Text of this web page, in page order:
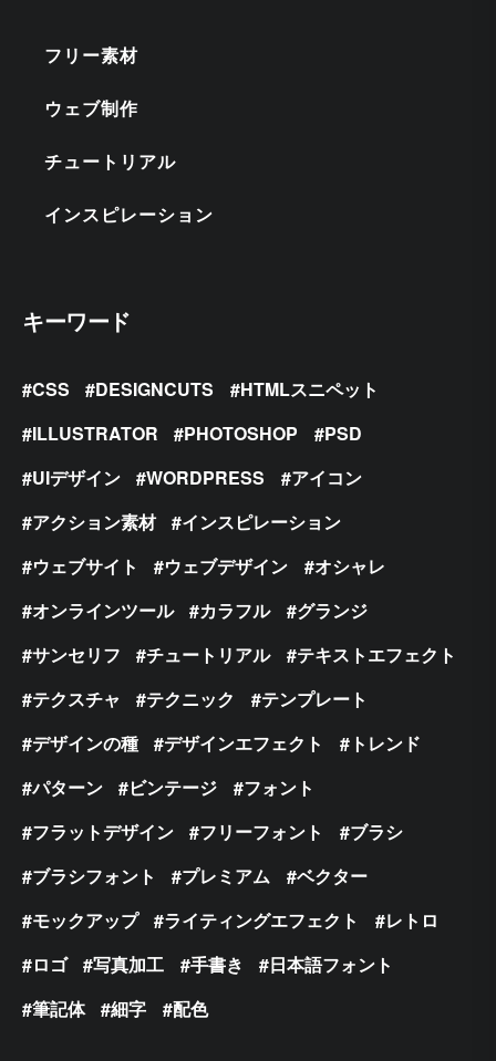
フリー素材
ウェブ制作
チュートリアル
インスピレーション
キーワード
CSS DESIGNCUTS
HTMLスニペット
ILLUSTRATOR
PHOTOSHOP
PSD
UIデザイン
WORDPRESS
アイコン
アクション素材
インスピレーション
ウェブサイト
ウェブデザイン
オシャレ
オンラインツール
カラフル
グランジ
サンセリフ
チュートリアル
テキストエフェクト
テクスチャ
テクニック
テンプレート
デザインの種
デザインエフェクト
トレンド
パターン
ビンテージ
フォント
フラットデザイン
フリーフォント
ブラシ
ブラシフォント
プレミアム
ベクター
モックアップ
ライティングエフェクト
レトロ
ロゴ
写真加工 手書き
日本語フォント
筆記体
細字 配色